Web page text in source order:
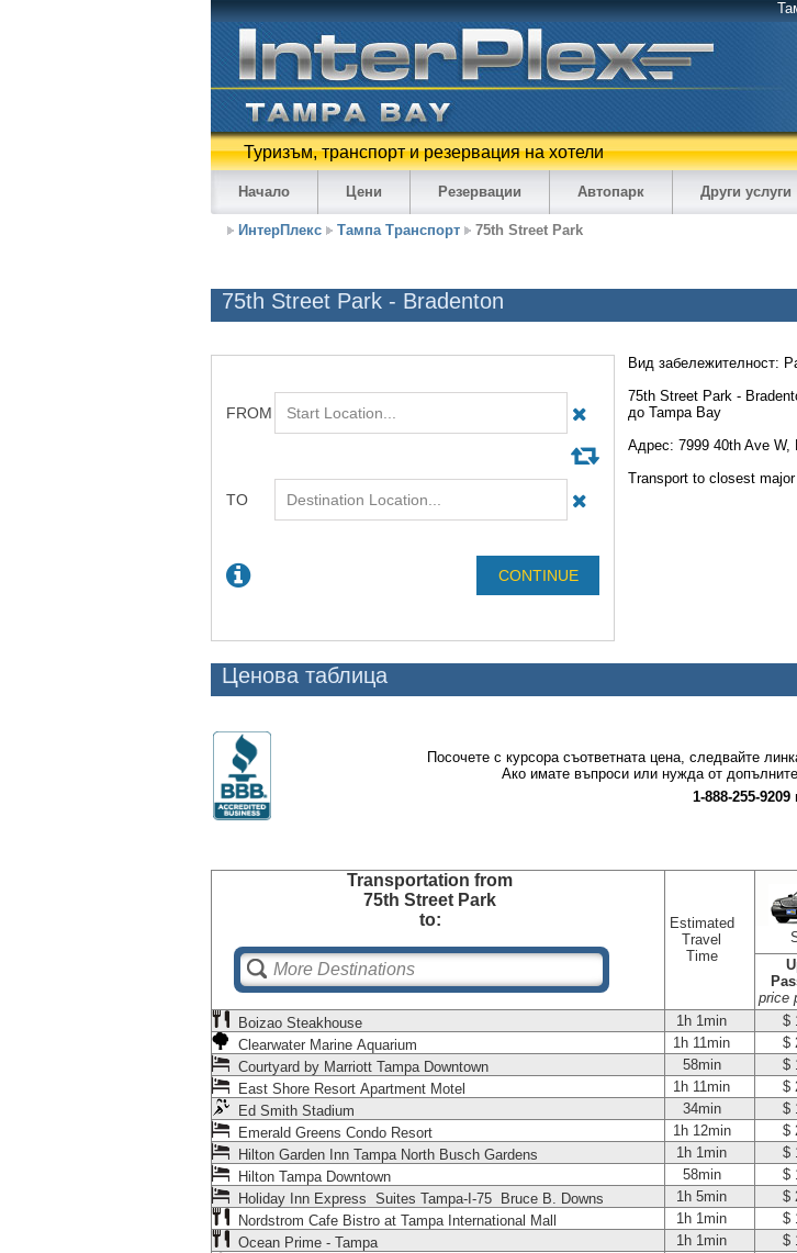
Туризъм, транспорт и резервация на хотели
Начало Цени Резервации Автопарк Други услуги
ИнтерПлекс Тампа Транспорт 75th Street Park
75th Street Park - Bradenton
Вид забележителност:
75th Street Park -
до Tampa Bay
Адрес: 7999 40th Ave W,
Transport to closest major
Ценова таблица
Посочете с курсора съответната цена, следвайте
Ако имате въпроси или нужда от
1-888-255-9209
Transportation from
75th Street Park
to:
Estimated
Travel
Time
price
Boizao Steakhouse
1h 1min $
Clearwater Marine Aquarium
1h 11min $
Courtyard by Marriott Tampa Downtown
58min $
East Shore Resort Apartment Motel
1h 11min $
Ed Smith Stadium
34min $
Emerald Greens Condo Resort
1h 12min $
Hilton Garden Inn Tampa North Busch Gardens
1h 1min $
Hilton Tampa Downtown
58min $
Holiday Inn Express Suites Tampa-I-75 Bruce B. Downs
1h 5min $
Nordstrom Cafe Bistro at Tampa International Mall
1h 1min $
Ocean Prime - Tampa
1h 1min $